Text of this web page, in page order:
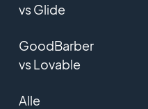
vs Glide
GoodBarber
vs Lovable
Alle